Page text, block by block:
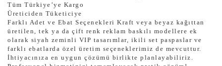
Tüm Türkiye’ye Kargo
Üreticiden Tüketiciye
Farklı Adet ve Ebat Seçenekleri Kraft veya beyaz kağıttan
üretilen, tek ya da çift renk reklam baskılı modellere ek
olarak siyah zeminli VIP tasarımlar, ikili set paspaslar ve
farklı ebatlarda özel üretim seçeneklerimiz de mevcuttur.
İhtiyacınıza en uygun çözümü birlikte planlayabiliriz.